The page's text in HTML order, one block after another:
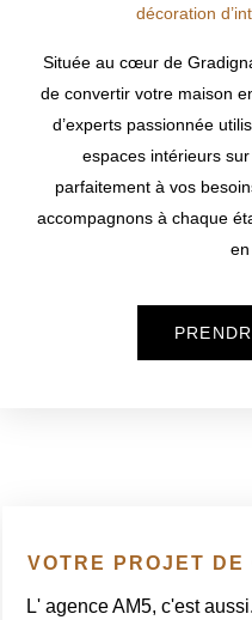
décoration
Située au cœur de
de convertir votre maison
d’experts passionnée
espaces intérieurs
parfaitement à vos
accompagnons à chaque
en
VOTRE PROJET
L' agence AM5, c'est